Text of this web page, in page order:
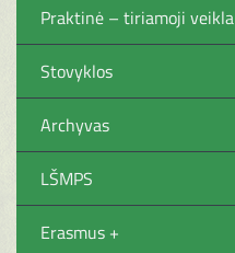
Praktinė – tiriamoji veikla
Stovyklos
Archyvas
LŠMPS
Erasmus +